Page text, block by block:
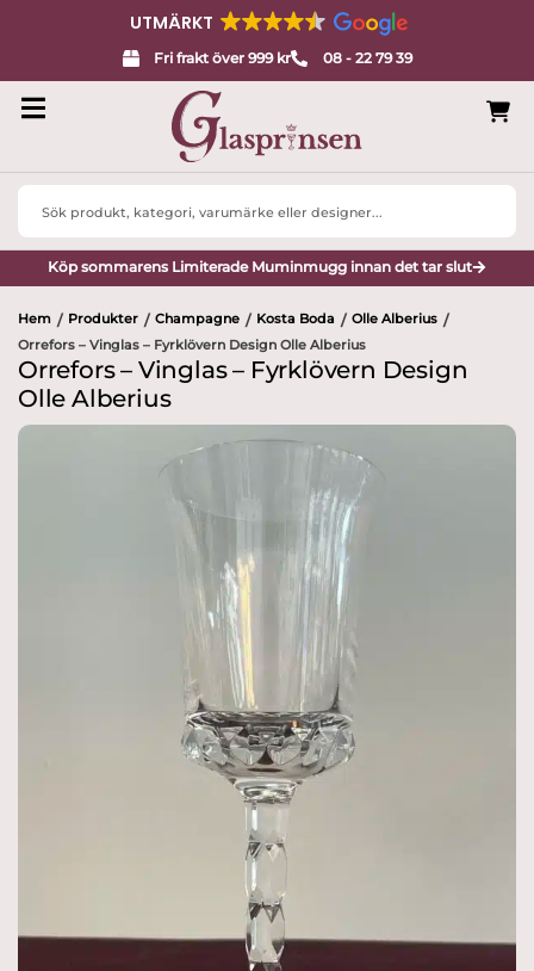
UTMÄRKT
Fri frakt över 999 kr 08 - 22 79 39
Search
Köp sommarens Limiterade Muminmugg innan det tar slut
Hem / Produkter / Champagne / Kosta Boda / Olle Alberius /
Orrefors – Vinglas – Fyrklövern Design Olle Alberius
Orrefors – Vinglas – Fyrklövern Design
Olle Alberius